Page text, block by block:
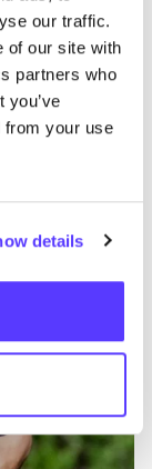
our traffic.
of our site with
partners who
you’ve
from your use
details